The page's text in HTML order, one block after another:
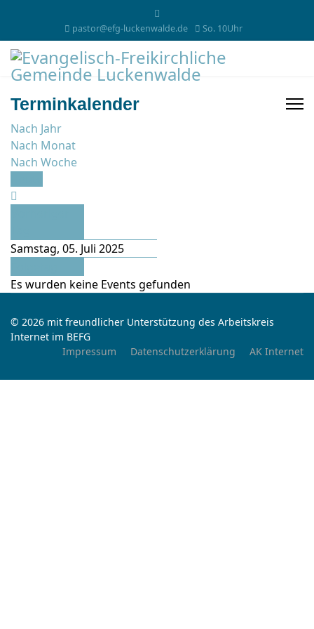
pastor@efg-luckenwalde.de So. 10Uhr
Terminkalender
Nach Jahr
Nach Monat
Nach Woche
Samstag, 05. Juli 2025
Es wurden keine Events gefunden
© 2026 mit freundlicher Unterstützung des Arbeitskreis
Internet im BEFG
Impressum
Datenschutzerklärung AK Internet